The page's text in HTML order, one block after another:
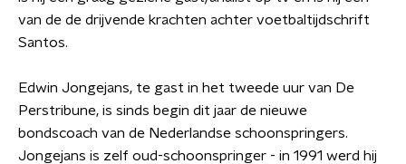
van de de drijvende krachten achter voetbaltijdschrift
Santos.
Edwin Jongejans, te gast in het tweede uur van De
Perstribune, is sinds begin dit jaar de nieuwe
bondscoach van de Nederlandse schoonspringers.
Jongejans is zelf oud-schoonspringer - in 1991 werd hij